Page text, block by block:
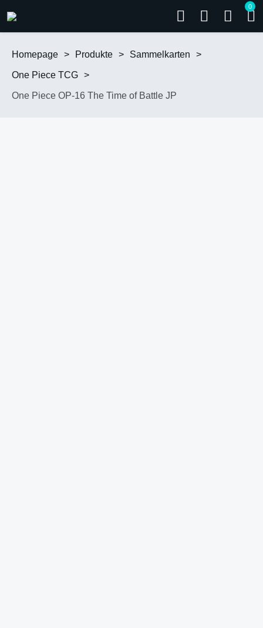
0
Homepage > Produkte > Sammelkarten >
One Piece TCG >
One Piece OP-16 The Time of Battle JP